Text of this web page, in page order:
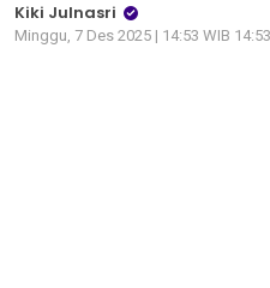
Kiki Julnasri
Minggu, 7 Des 2025 | 14:53 WIB 14:53